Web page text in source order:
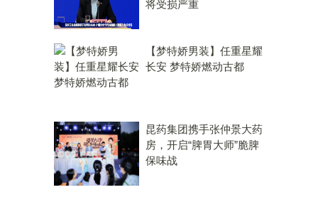
将受损严重
【梦特娇男装】任重星耀
长安 梦特娇燃动古都
昆药集团携手张仲景大药
房，开启“脾胃大师”脆脾
保味战